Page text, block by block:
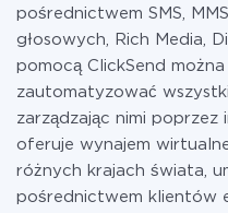
pośrednictwem SMS,
głosowych, Rich Media,
pomocą ClickSend
zautomatyzować
zarządzając nimi poprzez
oferuje wynajem
różnych krajach świata,
pośrednictwem klientów